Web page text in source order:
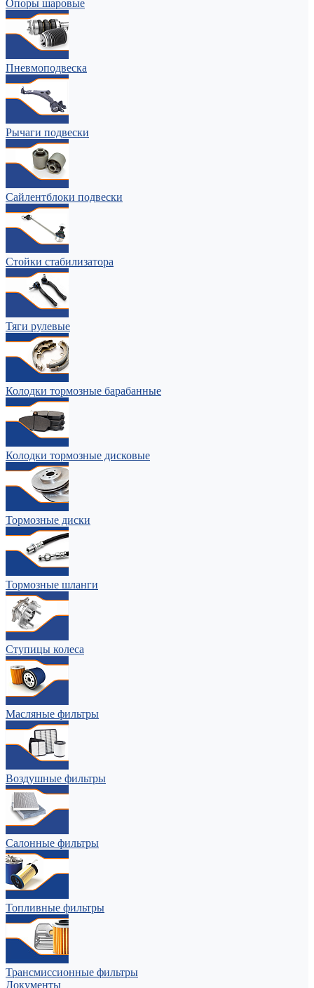
Опоры шаровые
Пневмоподвеска
Рычаги подвески
Сайлентблоки подвески
Стойки стабилизатора
Тяги рулевые
Колодки тормозные барабанные
Колодки тормозные дисковые
Тормозные диски
Тормозные шланги
Ступицы колеса
Масляные фильтры
Воздушные фильтры
Салонные фильтры
Топливные фильтры
Трансмиссионные фильтры
Документы